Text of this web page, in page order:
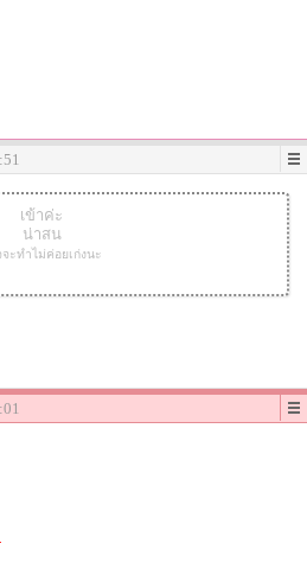
เข้าค่ะ
น่าสน
จะทำไม่ค่อยเก่งนะ